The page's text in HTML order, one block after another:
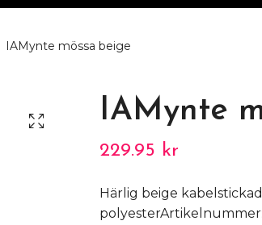
IAMynte mössa beige
IAMynte
229.95 kr
Härlig beige kabelstickad
polyesterArtikelnummer: